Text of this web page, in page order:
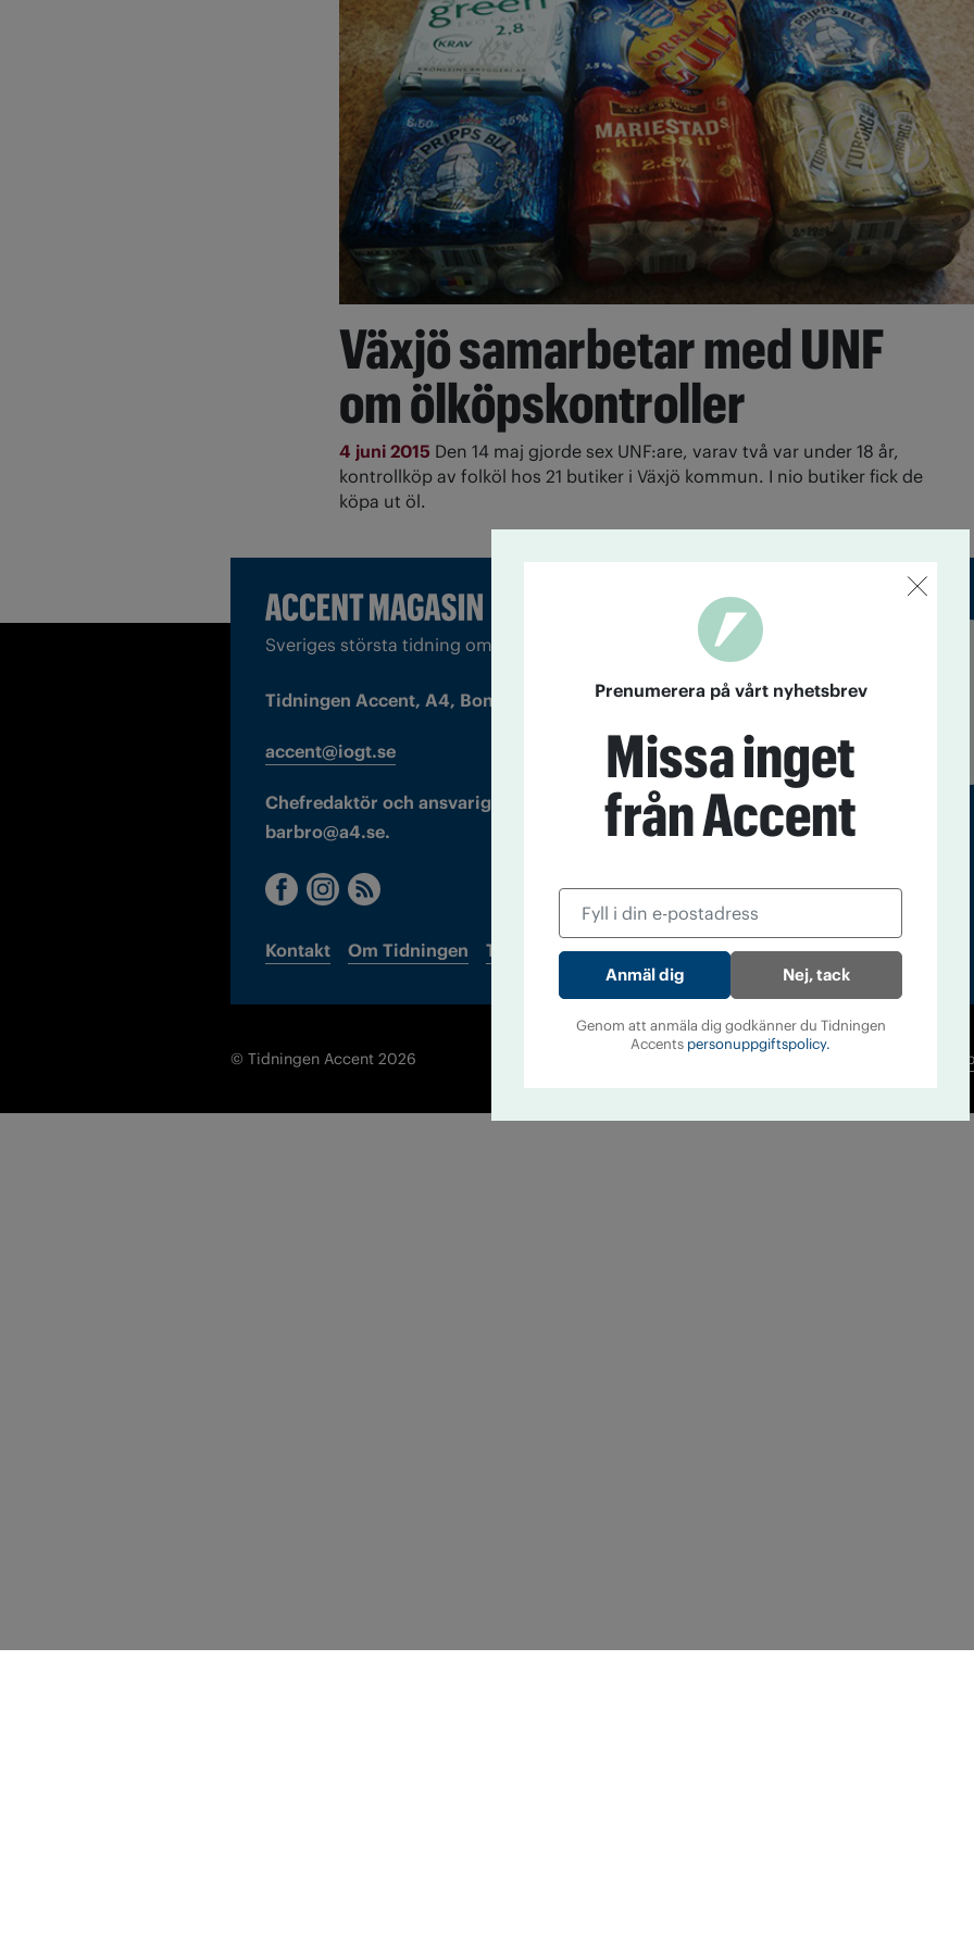
Växjö samarbetar med UNF
om ölköpskontroller
4 juni 2015 Den 14 maj gjorde sex UNF:are, varav två var under 18 år,
kontrollköp av folköl hos 21 butiker i Växjö kommun. I nio butiker fick de
köpa ut öl.
Sveriges största tidning om droger och nykterhet
Tidningen Accent, A4, Bondegatan 21, 116 33 Stockholm
accent@iogt.se
Chefredaktör och ansvarig utgivare: Barbro Janson Lundkvist,
barbro@a4.se.
Kontakt Om Tidningen Tidningsarkiv In English
nummer av
© Tidningen Accent 2026
Prenumerera på vårt nyhetsbrev
Missa inget
från Accent
Nej, tack
Genom att anmäla dig godkänner du Tidningen
Accents personuppgiftspolicy.